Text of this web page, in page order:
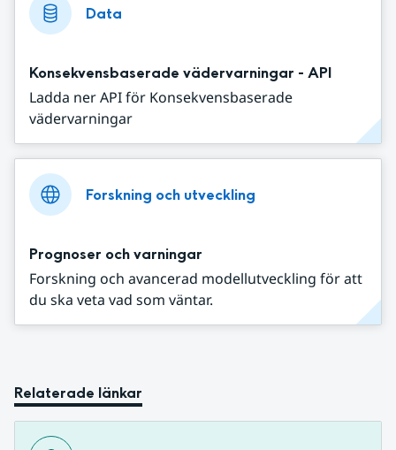
Data
Konsekvensbaserade vädervarningar - API
Ladda ner API för Konsekvensbaserade
vädervarningar
Forskning och utveckling
Prognoser och varningar
Forskning och avancerad modellutveckling för att
du ska veta vad som väntar.
Relaterade länkar